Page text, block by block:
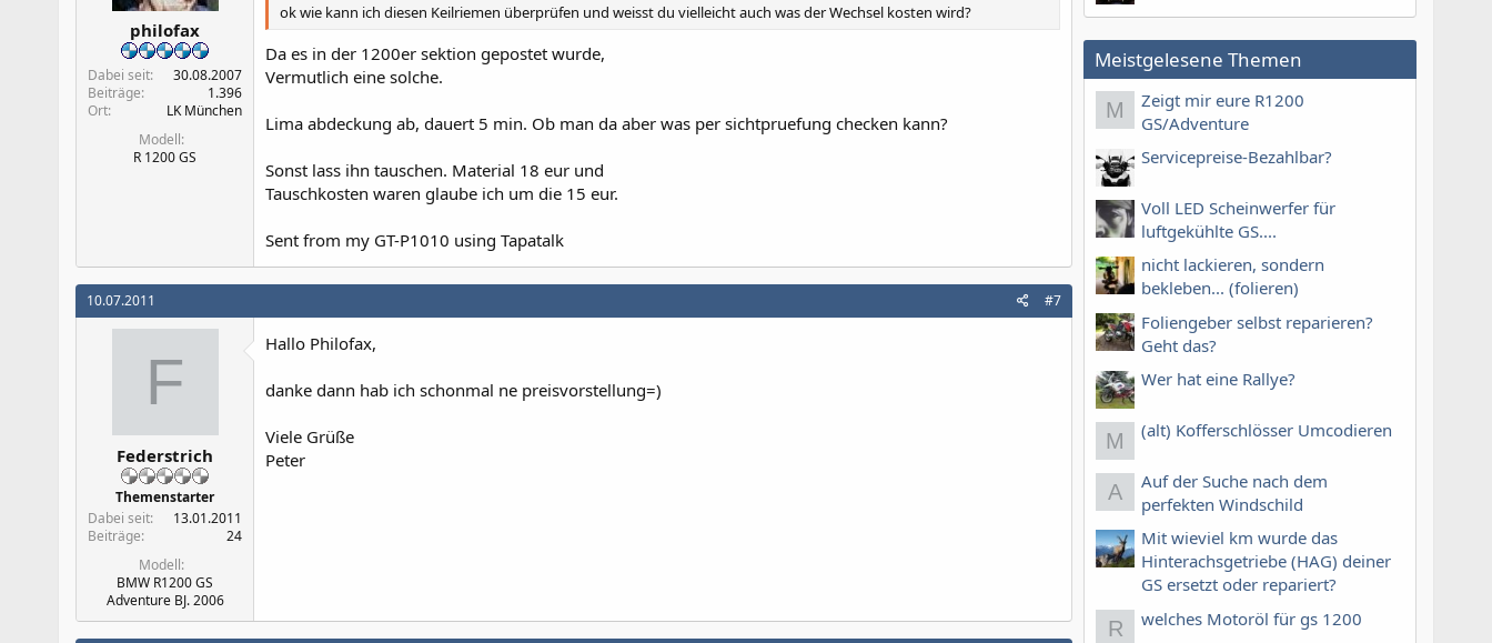
philofax
Dabei seit
30.08.2007
Beiträge
1.396
Ort
LK München
Modell
R 1200 GS
ok wie kann ich diesen Keilriemen überprüfen und weisst du vielleicht auch was der Wechsel kosten wird?
Da es in der 1200er sektion gepostet wurde,
Vermutlich eine solche.
Lima abdeckung ab, dauert 5 min. Ob man da aber was per sichtpruefung checken kann?
Sonst lass ihn tauschen. Material 18 eur und
Tauschkosten waren glaube ich um die 15 eur.
Sent from my GT-P1010 using Tapatalk
10.07.2011 #7
F
Federstrich
Themenstarter
Dabei seit
13.01.2011
Beiträge
24
Modell
BMW R1200 GS
Adventure BJ. 2006
Hallo Philofax,
danke dann hab ich schonmal ne preisvorstellung=)
Viele Grüße
Peter
Meistgelesene Themen
M
Zeigt mir eure R1200
GS/Adventure
Servicepreise-Bezahlbar?
Voll LED Scheinwerfer für
luftgekühlte GS....
nicht lackieren, sondern
bekleben... (folieren)
Foliengeber selbst reparieren?
Geht das?
Wer hat eine Rallye?
M (alt) Kofferschlösser Umcodieren
A
Auf der Suche nach dem
perfekten Windschild
Mit wieviel km wurde das
Hinterachsgetriebe (HAG) deiner
GS ersetzt oder repariert?
R welches Motoröl für gs 1200